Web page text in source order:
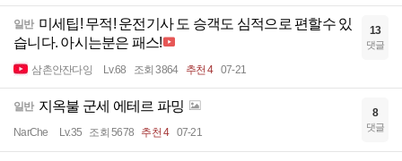
일반 미세팁! 무적! 운전기사 도 승객도 심적으로 편할수 있
습니다. 아시는분은 패스!
삼촌안잔다잉 Lv.68 조회 3864 추천 4 07-21
13
댓글
일반 지옥불 군세 에테르 파밍
NarChe Lv.35 조회 5678 추천 4 07-21
8
댓글